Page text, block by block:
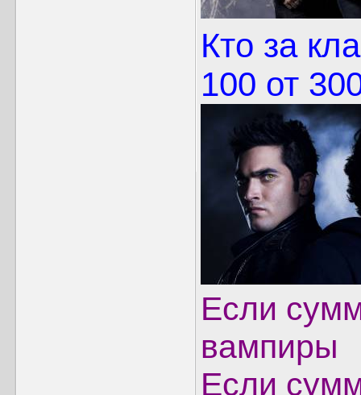
Кто за
100 от
Если
вампиры
Если